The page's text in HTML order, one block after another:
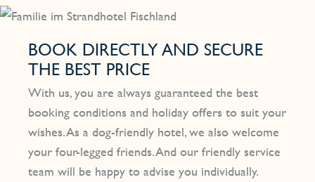
BOOK DIRECTLY AND SECURE
THE BEST PRICE
With us, you are always guaranteed the best
booking conditions and holiday offers to suit your
wishes. As a dog-friendly hotel, we also welcome
your four-legged friends. And our friendly service
team will be happy to advise you individually.